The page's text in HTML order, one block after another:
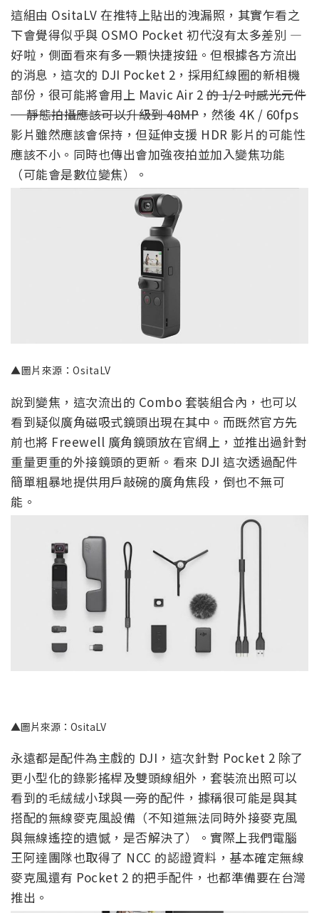
這組由 OsitaLV 在推特上貼出的洩漏照，其實乍看之
下會覺得似乎與 OSMO Pocket 初代沒有太多差別 —
好啦，側面看來有多一顆快捷按鈕。但根據各方流出
的消息，這次的 DJI Pocket 2，採用紅線圈的新相機
部份，很可能將會用上 Mavic Air 2的 1/2 吋感光元件
— 靜態拍攝應該可以升級到 48MP ，然後 4K / 60fps
影片雖然應該會保持，但延伸支援 HDR 影片的可能性
應該不小。同時也傳出會加強夜拍並加入變焦功能
（可能會是數位變焦）。
▲圖片來源：OsitaLV
說到變焦，這次流出的 Combo 套裝組合內，也可以
看到疑似廣角磁吸式鏡頭出現在其中。而既然官方先
前也將 Freewell 廣角鏡頭放在官網上，並推出過針對
重量更重的外接鏡頭的更新。看來 DJI 這次透過配件
簡單粗暴地提供用戶敲碗的廣角焦段，倒也不無可
能。
▲圖片來源：OsitaLV
永遠都是配件為主戲的 DJI，這次針對 Pocket 2 除了
更小型化的錄影搖桿及雙頭線組外，套裝流出照可以
看到的毛絨絨小球與一旁的配件，據稱很可能是與其
搭配的無線麥克風設備（不知道無法同時外接麥克風
與無線遙控的遺憾，是否解決了）。實際上我們電腦
王阿達團隊也取得了 NCC 的認證資料，基本確定無線
麥克風還有 Pocket 2 的把手配件，也都準備要在台灣
推出。